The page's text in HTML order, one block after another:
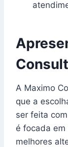
A Maximo
que a
ser feita
é focada
melhores